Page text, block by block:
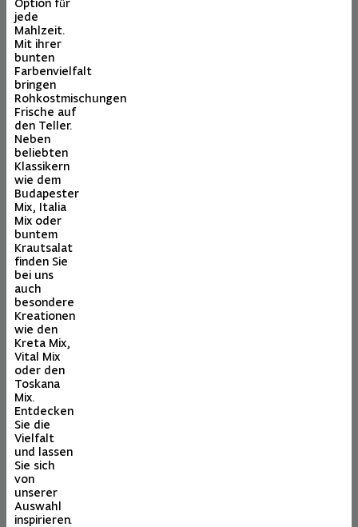
jede
Mahlzeit.
Mit ihrer
bunten
Farbenvielfalt
bringen
Rohkostmischungen
Frische auf
den Teller.
Neben
beliebten
Klassikern
wie dem
Budapester
Mix, Italia
Mix oder
buntem
Krautsalat
finden Sie
bei uns
auch
besondere
Kreationen
wie den
Kreta Mix,
Vital Mix
oder den
Toskana
Mix.
Entdecken
Sie die
Vielfalt
und lassen
Sie sich
von
unserer
Auswahl
inspirieren.